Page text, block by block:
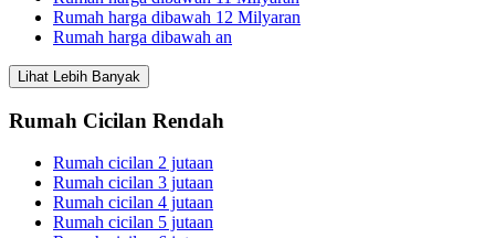
Rumah harga dibawah 12 Milyaran
Rumah harga dibawah an
Lihat Lebih Banyak
Rumah Cicilan Rendah
Rumah cicilan 2 jutaan
Rumah cicilan 3 jutaan
Rumah cicilan 4 jutaan
Rumah cicilan 5 jutaan